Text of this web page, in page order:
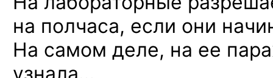
на полчаса, если они
На самом деле, на ее